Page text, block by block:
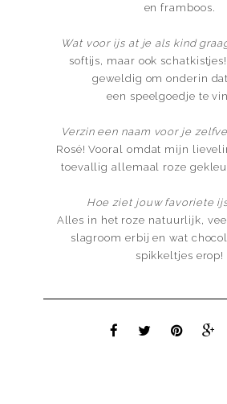
en framboos.
Wat voor ijs at je als kind
softijs, maar ook
geweldig om onderin
een speelgoedje te
Verzin een naam voor je
Rosé! Vooral omdat mijn
toevallig allemaal roze
Hoe ziet jouw favoriete
Alles in het roze natuurlijk,
slagroom erbij en wat
spikkeltjes erop!